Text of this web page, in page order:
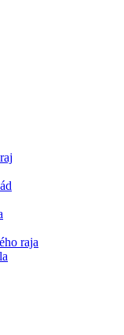
raja